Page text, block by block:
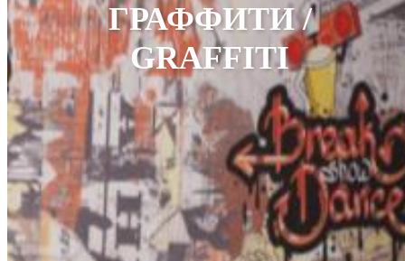
ГРАФФИТИ /
GRAFFITI